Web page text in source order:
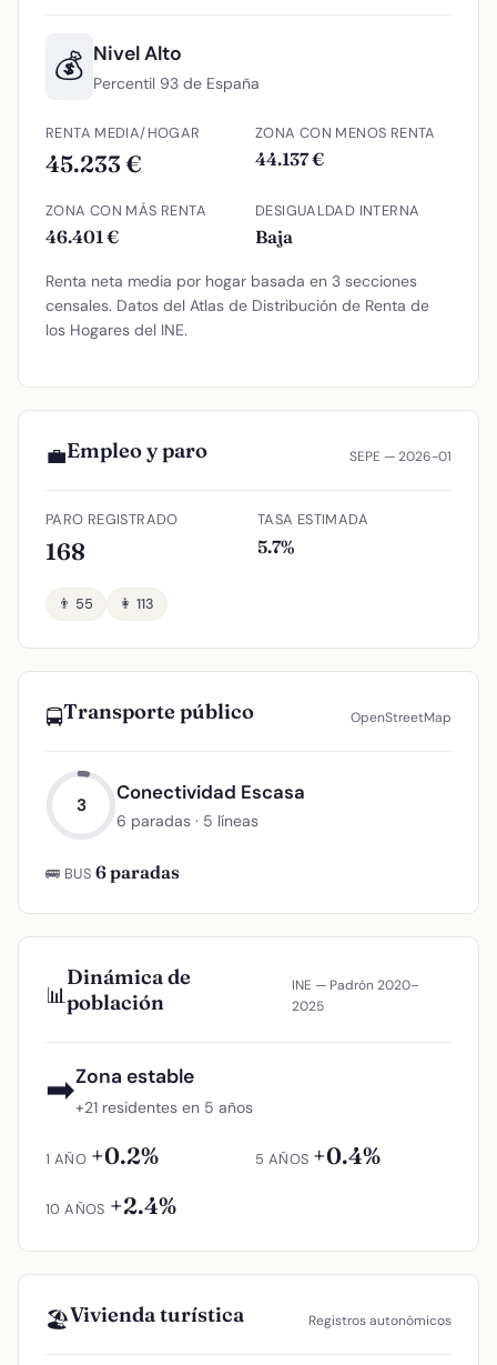
💰 Nivel Alto
Percentil 93 de España
RENTA MEDIA/HOGAR
45.233 €
ZONA CON MENOS RENTA
44.137 €
ZONA CON MÁS RENTA
46.401 €
DESIGUALDAD INTERNA
Baja
Renta neta media por hogar basada en 3 secciones
censales. Datos del Atlas de Distribución de Renta de
los Hogares del INE.
💼Empleo y paro SEPE — 2026-01
PARO REGISTRADO
168
TASA ESTIMADA
5.7%
👨 55 👩 113
🚍Transporte público OpenStreetMap
3
Conectividad Escasa
6 paradas · 5 líneas
🚌 BUS 6 paradas
📊
Dinámica de
población
INE — Padrón 2020–
2025
➡Zona estable
+21 residentes en 5 años
1 AÑO +0.2% 5 AÑOS +0.4%
10 AÑOS +2.4%
🏖️Vivienda turística Registros autonómicos